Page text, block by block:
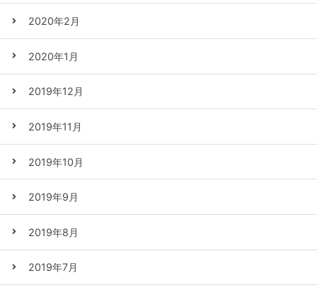
2020年2月
2020年1月
2019年12月
2019年11月
2019年10月
2019年9月
2019年8月
2019年7月